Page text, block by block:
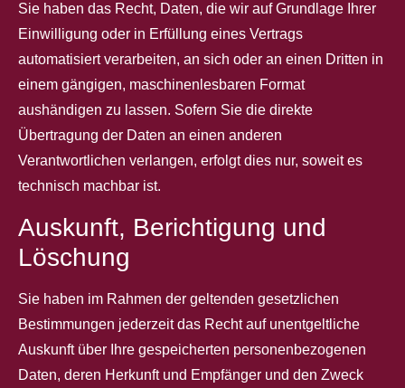
Sie haben das Recht, Daten, die wir auf Grundlage Ihrer
Einwilligung oder in Erfüllung eines Vertrags
automatisiert verarbeiten, an sich oder an einen Dritten in
einem gängigen, maschinenlesbaren Format
aushändigen zu lassen. Sofern Sie die direkte
Übertragung der Daten an einen anderen
Verantwortlichen verlangen, erfolgt dies nur, soweit es
technisch machbar ist.
Auskunft, Berichtigung und
Löschung
Sie haben im Rahmen der geltenden gesetzlichen
Bestimmungen jederzeit das Recht auf unentgeltliche
Auskunft über Ihre gespeicherten personenbezogenen
Daten, deren Herkunft und Empfänger und den Zweck